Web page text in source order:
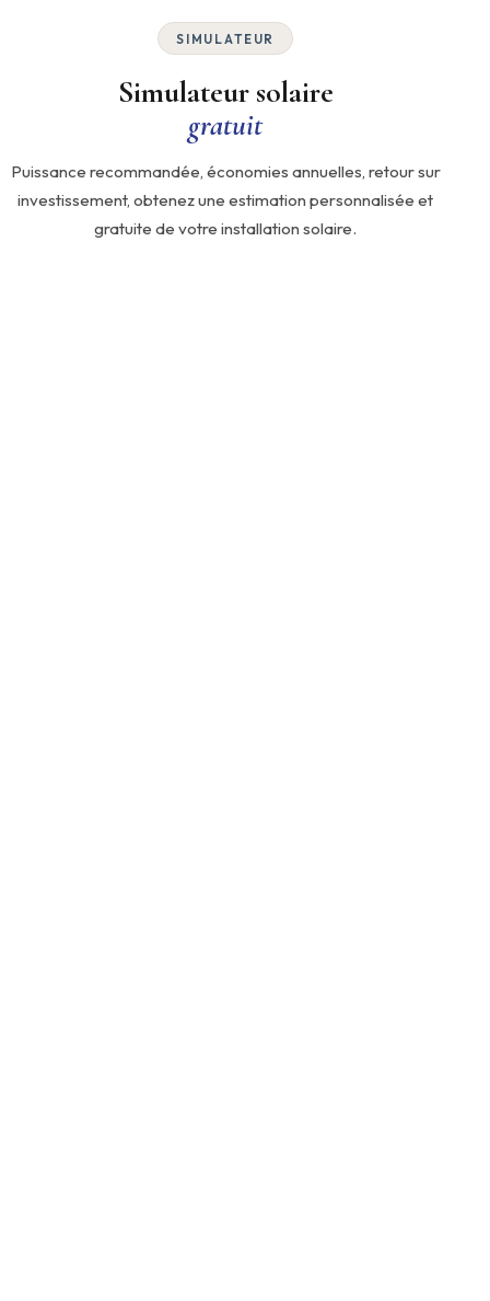
SIMULATEUR
Simulateur solaire
gratuit
Puissance recommandée, économies annuelles, retour sur
investissement, obtenez une estimation personnalisée et
gratuite de votre installation solaire.